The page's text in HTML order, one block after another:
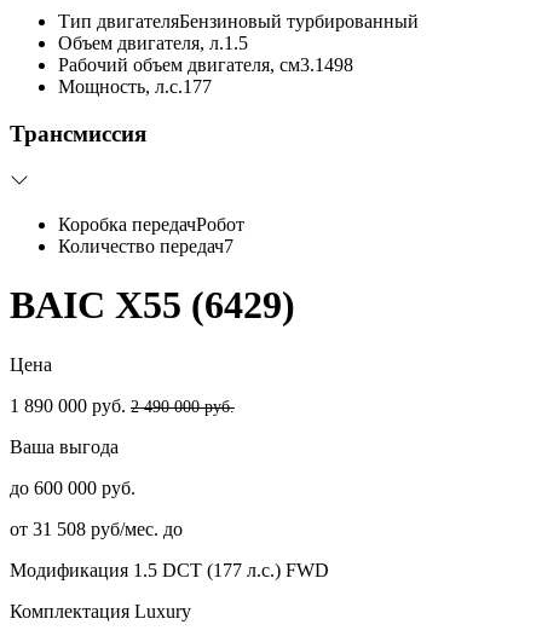
Тип двигателяБензиновый турбированный
Объем двигателя, л.1.5
Рабочий объем двигателя, см3.1498
Мощность, л.с.177
Трансмиссия
Коробка передачРобот
Количество передач7
BAIC X55 (6429)
Цена
1 890 000 руб. 2 490 000 руб.
Ваша выгода
до 600 000 руб.
от 31 508 руб/мес. до
Модификация 1.5 DCT (177 л.с.) FWD
Комплектация Luxury